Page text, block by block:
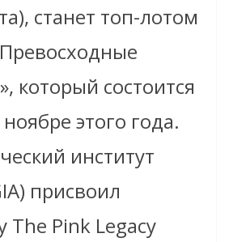
станет топ-лотом
который состоится
этого года.
институт
присвоил
The Pink Legacy